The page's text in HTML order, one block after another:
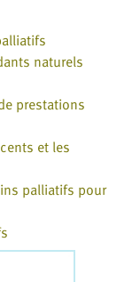
naturels
prestations
et les
palliatifs pour